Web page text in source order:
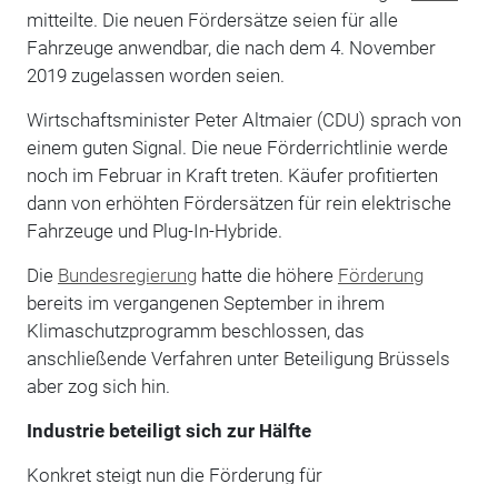
mitteilte. Die neuen Fördersätze seien für alle
Fahrzeuge anwendbar, die nach dem 4. November
2019 zugelassen worden seien.
Wirtschaftsminister Peter Altmaier (CDU) sprach von
einem guten Signal. Die neue Förderrichtlinie werde
noch im Februar in Kraft treten. Käufer profitierten
dann von erhöhten Fördersätzen für rein elektrische
Fahrzeuge und Plug-In-Hybride.
Die Bundesregierunghatte die höhere Förderung
bereits im vergangenen September in ihrem
Klimaschutzprogramm beschlossen, das
anschließende Verfahren unter Beteiligung Brüssels
aber zog sich hin.
Industrie beteiligt sich zur Hälfte
Konkret steigt nun die Förderung für